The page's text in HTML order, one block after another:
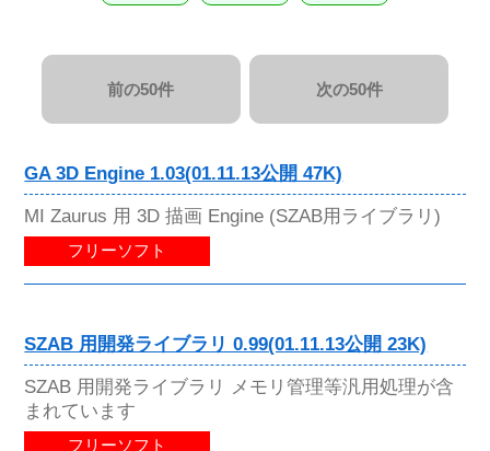
前の50件 次の50件
GA 3D Engine 1.03(01.11.13公開 47K)
MI Zaurus 用 3D 描画 Engine (SZAB用ライブラリ)
フリーソフト
SZAB 用開発ライブラリ 0.99(01.11.13公開 23K)
SZAB 用開発ライブラリ メモリ管理等汎用処理が含
まれています
フリーソフト